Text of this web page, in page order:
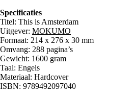
Specificaties
Titel: This is Amsterdam
Uitgever: MOKUMO
Formaat: 214 x 276 x 30 mm
Omvang: 288 pagina’s
Gewicht: 1600 gram
Taal: Engels
Materiaal: Hardcover
ISBN: 9789492097040